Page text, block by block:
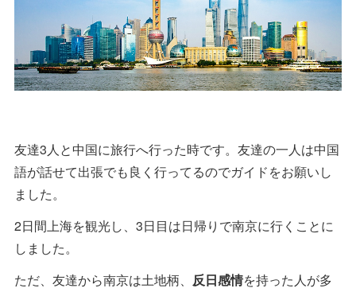
友達3人と中国に旅行へ行った時です。友達の一人は中国
語が話せて出張でも良く行ってるのでガイドをお願いし
ました。
2日間上海を観光し、3日目は日帰りで南京に行くことに
しました。
ただ、友達から南京は土地柄、 反日感情を持った人が多